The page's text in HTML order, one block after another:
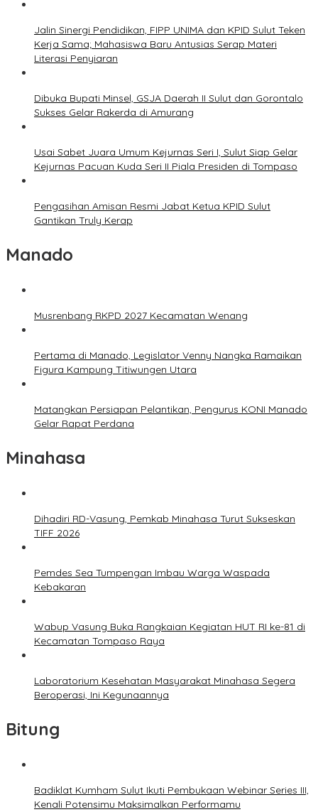
Jalin Sinergi Pendidikan, FIPP UNIMA dan KPID Sulut Teken
Kerja Sama; Mahasiswa Baru Antusias Serap Materi
Literasi Penyiaran
Dibuka Bupati Minsel, GSJA Daerah II Sulut dan Gorontalo
Sukses Gelar Rakerda di Amurang
Usai Sabet Juara Umum Kejurnas Seri I, Sulut Siap Gelar
Kejurnas Pacuan Kuda Seri II Piala Presiden di Tompaso
Pengasihan Amisan Resmi Jabat Ketua KPID Sulut
Gantikan Truly Kerap
Manado
Musrenbang RKPD 2027 Kecamatan Wenang
Pertama di Manado, Legislator Venny Nangka Ramaikan
Figura Kampung Titiwungen Utara
Matangkan Persiapan Pelantikan, Pengurus KONI Manado
Gelar Rapat Perdana
Minahasa
Dihadiri RD-Vasung, Pemkab Minahasa Turut Sukseskan
TIFF 2026
Pemdes Sea Tumpengan Imbau Warga Waspada
Kebakaran
Wabup Vasung Buka Rangkaian Kegiatan HUT RI ke-81 di
Kecamatan Tompaso Raya
Laboratorium Kesehatan Masyarakat Minahasa Segera
Beroperasi, Ini Kegunaannya
Bitung
Badiklat Kumham Sulut Ikuti Pembukaan Webinar Series III,
Kenali Potensimu Maksimalkan Performamu